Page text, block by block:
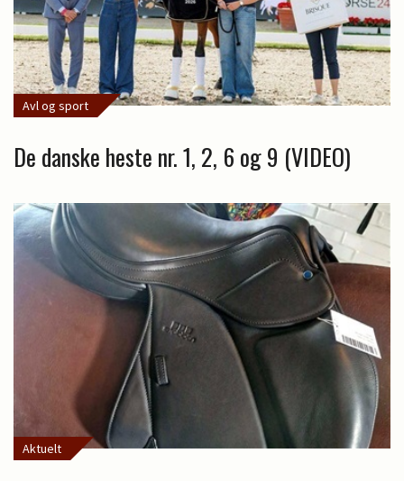
Avl og sport
De danske heste nr. 1, 2, 6 og 9 (VIDEO)
Aktuelt